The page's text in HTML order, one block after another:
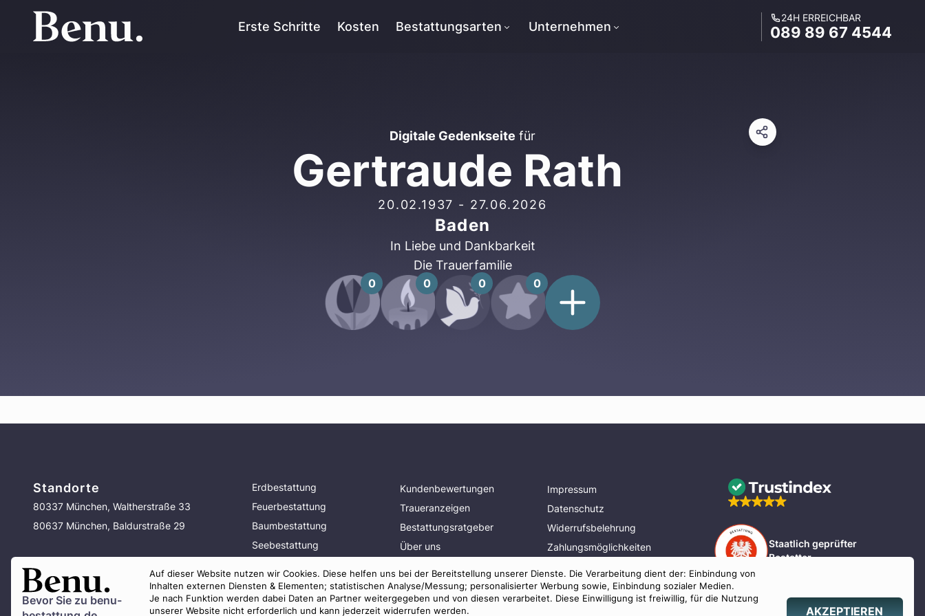
Bevor Sie zu benu-
Auf dieser Website nutzen wir Cookies. Diese helfen uns bei der Bereitstellung unserer Dienste. Die Verarbeitung dient der: Einbindung von
Inhalten externen Diensten & Elementen; statistischen Analyse/Messung; personalisierter Werbung sowie, Einbindung sozialer Medien.
Je nach Funktion werden dabei Daten an Partner weitergegeben und von diesen verarbeitet. Diese Einwilligung ist freiwillig, für die Nutzung
unserer Website nicht erforderlich und kann jederzeit widerrufen werden.
AKZEPTIEREN
Erste Schritte Kosten Bestattungsarten Unternehmen
24H ERREICHBAR
089 89 67 4544
Digitale Gedenkseite für
Gertraude Rath
20.02.1937 - 27.06.2026
Baden
In Liebe und Dankbarkeit
Die Trauerfamilie
0 0 0 0
Standorte
80337 München, Waltherstraße 33
80637 München, Baldurstraße 29
Erdbestattung
Feuerbestattung
Baumbestattung
Seebestattung
Vorsorge
Kundenbewertungen
Traueranzeigen
Bestattungsratgeber
Über uns
AGB
Impressum
Datenschutz
Widerrufsbelehrung
Zahlungsmöglichkeiten
Bestatterverband Bayern
Staatlich geprüfter
Bestatter